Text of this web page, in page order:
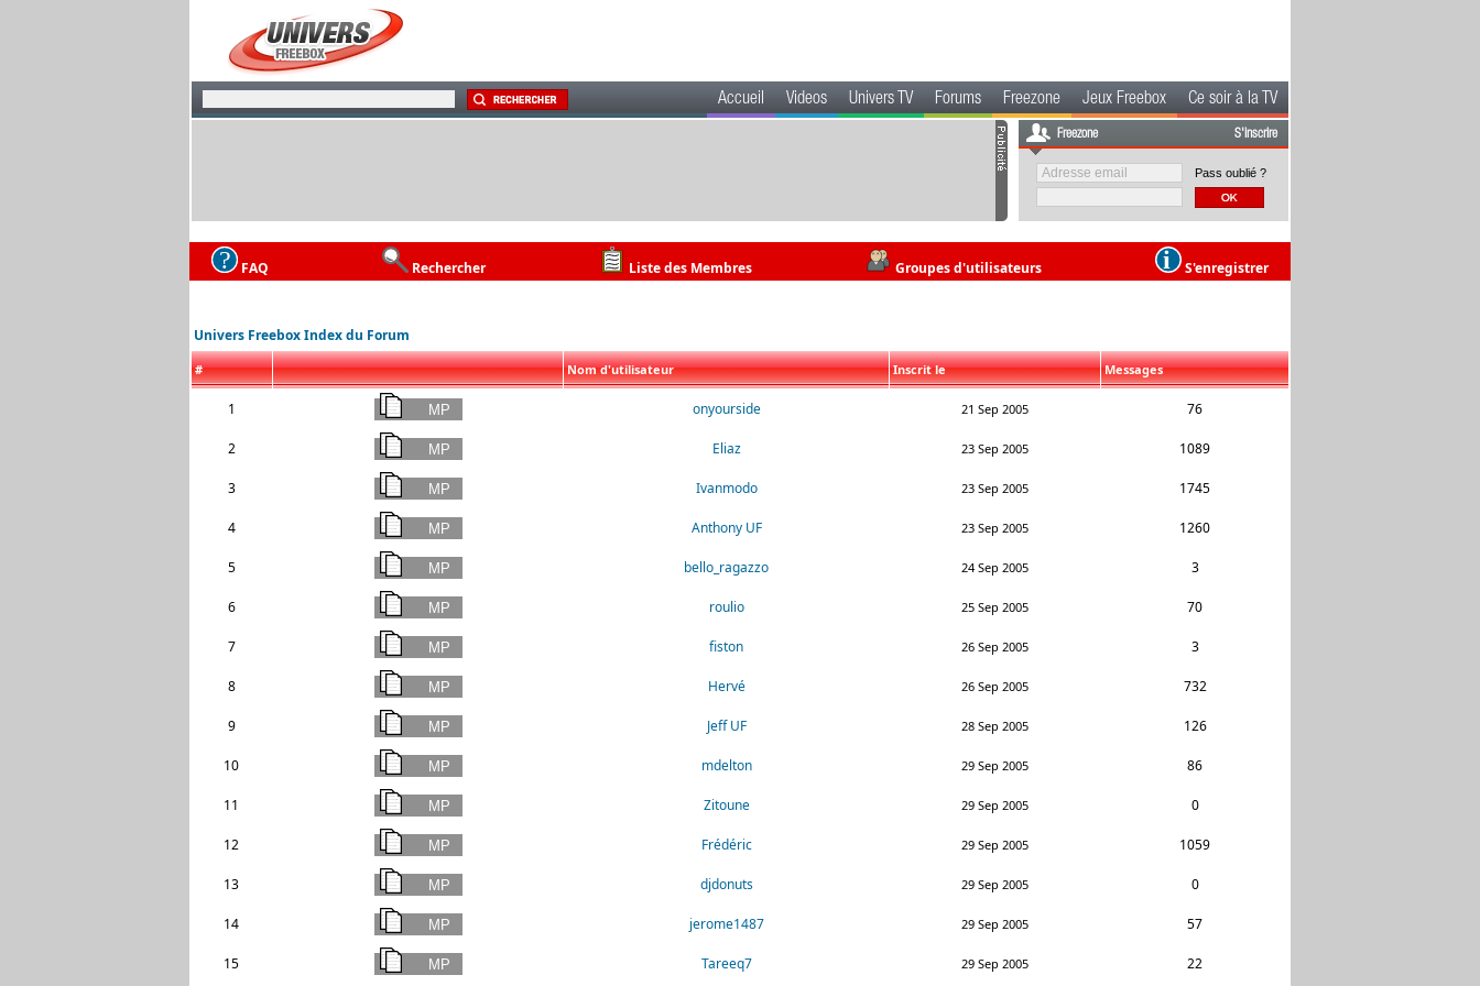
Accueil Videos Univers TV Forums Freezone Jeux Freebox Ce soir à la TV
Freezone S'inscrire
Pass oublié ?
FAQ Rechercher Liste des Membres Groupes d'utilisateurs S'enregistrer
Univers Freebox Index du Forum
# Nom d'utilisateur Inscrit le Messages
1 onyourside 21 Sep 2005 76
2 Eliaz 23 Sep 2005 1089
3 Ivanmodo 23 Sep 2005 1745
4 Anthony UF 23 Sep 2005 1260
5 bello_ragazzo 24 Sep 2005 3
6 roulio 25 Sep 2005 70
7 fiston 26 Sep 2005 3
8 Hervé 26 Sep 2005 732
9 Jeff UF 28 Sep 2005 126
10 mdelton 29 Sep 2005 86
11 Zitoune 29 Sep 2005 0
12 Frédéric 29 Sep 2005 1059
13 djdonuts 29 Sep 2005 0
14 jerome1487 29 Sep 2005 57
15 Tareeq7 29 Sep 2005 22